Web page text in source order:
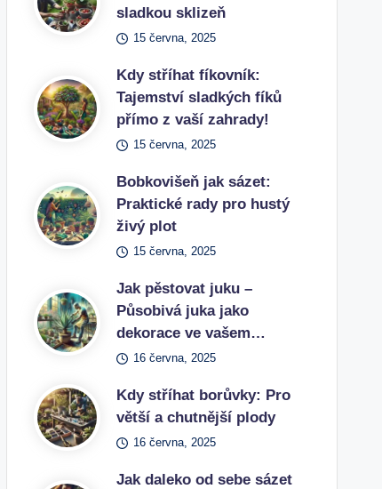
sladkou sklizeň
15 června, 2025
Kdy stříhat fíkovník:
Tajemství sladkých fíků
přímo z vaší zahrady!
15 června, 2025
Bobkovišeň jak sázet:
Praktické rady pro hustý
živý plot
15 června, 2025
Jak pěstovat juku –
Působivá juka jako
dekorace ve vašem…
16 června, 2025
Kdy stříhat borůvky: Pro
větší a chutnější plody
16 června, 2025
Jak daleko od sebe sázet